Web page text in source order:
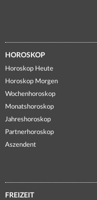
HOROSKOP
Horoskop Heute
Horoskop Morgen
Wochenhoroskop
Monatshoroskop
Jahreshoroskop
Partnerhoroskop
Aszendent
FREIZEIT